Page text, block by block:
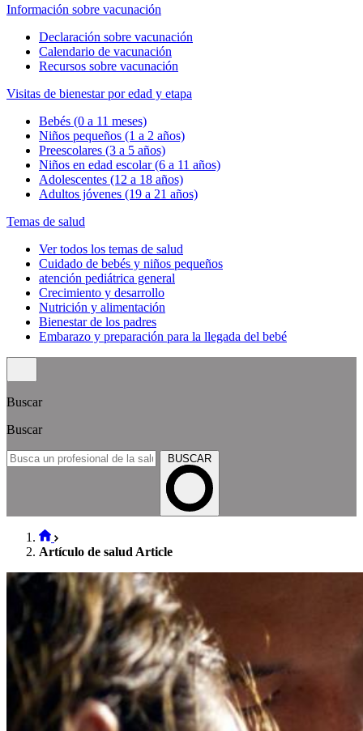
Información sobre vacunación
Declaración sobre vacunación
Calendario de vacunación
Recursos sobre vacunación
Visitas de bienestar por edad y etapa
Bebés (0 a 11 meses)
Niños pequeños (1 a 2 años)
Preescolares (3 a 5 años)
Niños en edad escolar (6 a 11 años)
Adolescentes (12 a 18 años)
Adultos jóvenes (19 a 21 años)
Temas de salud
Ver todos los temas de salud
Cuidado de bebés y niños pequeños
atención pediátrica general
Crecimiento y desarrollo
Nutrición y alimentación
Bienestar de los padres
Embarazo y preparación para la llegada del bebé
Buscar
Buscar
BUSCAR
Artículo de salud Article